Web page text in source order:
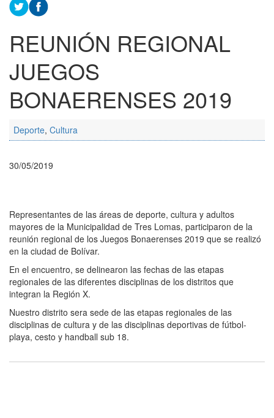
REUNIÓN REGIONAL
JUEGOS
BONAERENSES 2019
Deporte, Cultura
30/05/2019
Representantes de las áreas de deporte, cultura y adultos
mayores de la Municipalidad de Tres Lomas, participaron de la
reunión regional de los Juegos Bonaerenses 2019 que se realizó
en la ciudad de Bolívar.
En el encuentro, se delinearon las fechas de las etapas
regionales de las diferentes disciplinas de los distritos que
integran la Región X.
Nuestro distrito sera sede de las etapas regionales de las
disciplinas de cultura y de las disciplinas deportivas de fútbol-
playa, cesto y handball sub 18.